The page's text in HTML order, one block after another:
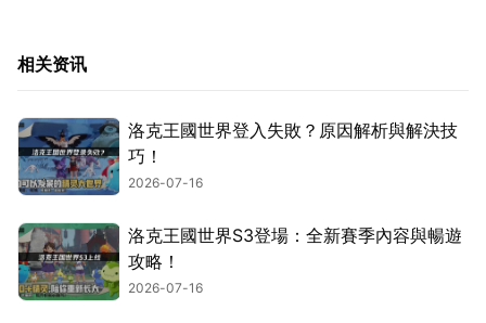
相关资讯
洛克王國世界登入失敗？原因解析與解決技
巧！
2026-07-16
洛克王國世界S3登場：全新賽季內容與暢遊
攻略！
2026-07-16